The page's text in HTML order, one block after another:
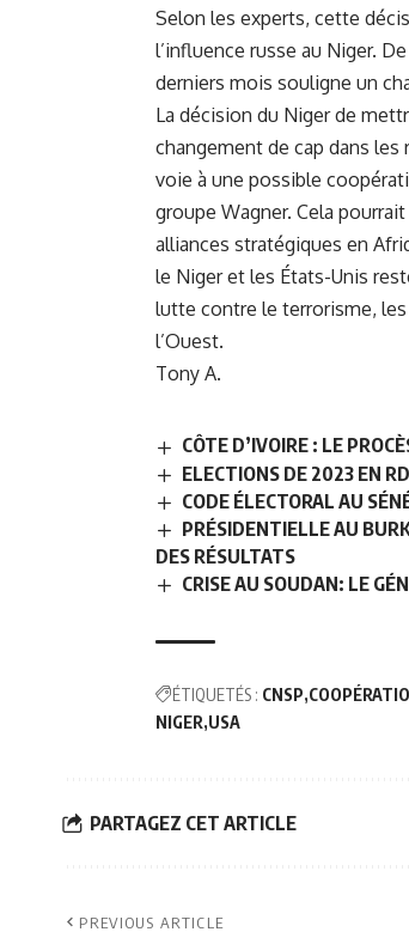
Selon les experts, cette
l’influence russe au Niger.
derniers mois souligne un
La décision du Niger de
changement de cap dans
voie à une possible
groupe Wagner. Cela
alliances stratégiques en
le Niger et les États-Unis
lutte contre le terrorisme,
l’Ouest.
Tony A.
CÔTE D’IVOIRE : LE
ELECTIONS DE 2023 EN
CODE ÉLECTORAL AU
PRÉSIDENTIELLE AU
DES RÉSULTATS
CRISE AU SOUDAN: LE
ÉTIQUETÉS : CNSP
NIGER USA
PARTAGEZ CET ARTICLE
PREVIOUS ARTICLE